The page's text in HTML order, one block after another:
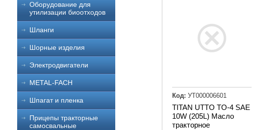
Оборудование для
утилизации биоотходов
Шланги
Шорные изделия
Электродвигатели
METAL-FACH
Шпагат и пленка
Прицепы тракторные
самосвальные
TITAN UTTO TO-4 SAE
10W (205L) Масло
тракторное
Код: УТ000006601